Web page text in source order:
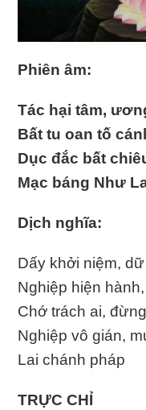
Phiên âm:
Tác hại tâm,
Bất tu oan tố
Dục đắc bất
Mạc báng Như
Dịch nghĩa:
Dấy khởi niệm,
Nghiệp hiện
Chớ trách ai,
Nghiệp vô gián,
Lai chánh pháp
TRỰC CHỈ